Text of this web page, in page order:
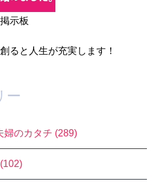
示板
ると人生が充実します！
ー
婦のカタチ (289)